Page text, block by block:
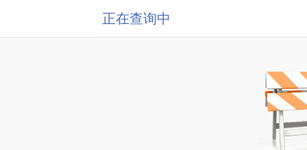
正在查询中